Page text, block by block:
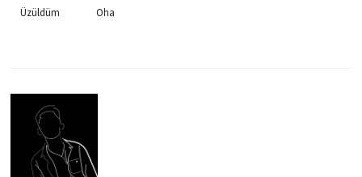
Üzüldüm Oha